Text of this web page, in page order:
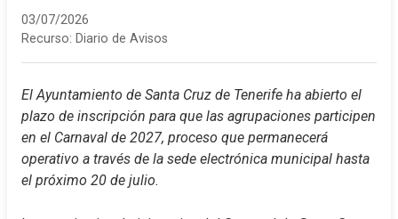
03/07/2026
Recurso: Diario de Avisos
El Ayuntamiento de Santa Cruz de Tenerife ha abierto el
plazo de inscripción para que las agrupaciones participen
en el Carnaval de 2027, proceso que permanecerá
operativo a través de la sede electrónica municipal hasta
el próximo 20 de julio.